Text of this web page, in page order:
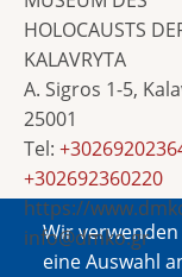
Wir
eine Auswahl
HOLOCAUSTS
KALAVRYTA
A. Sigros 1-5,
25001
Tel:
+302692360220
https://
info@dmko.gr